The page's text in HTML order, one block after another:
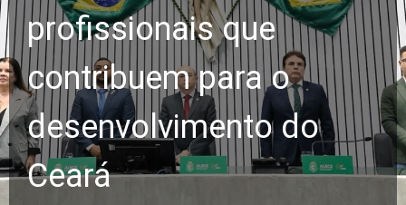
profissionais que
contribuem para o
desenvolvimento do
Ceará